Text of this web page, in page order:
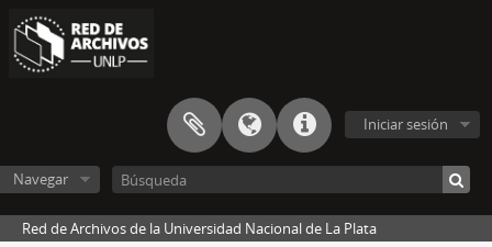
Iniciar sesión
Navegar
Red de Archivos de la Universidad Nacional de La Plata